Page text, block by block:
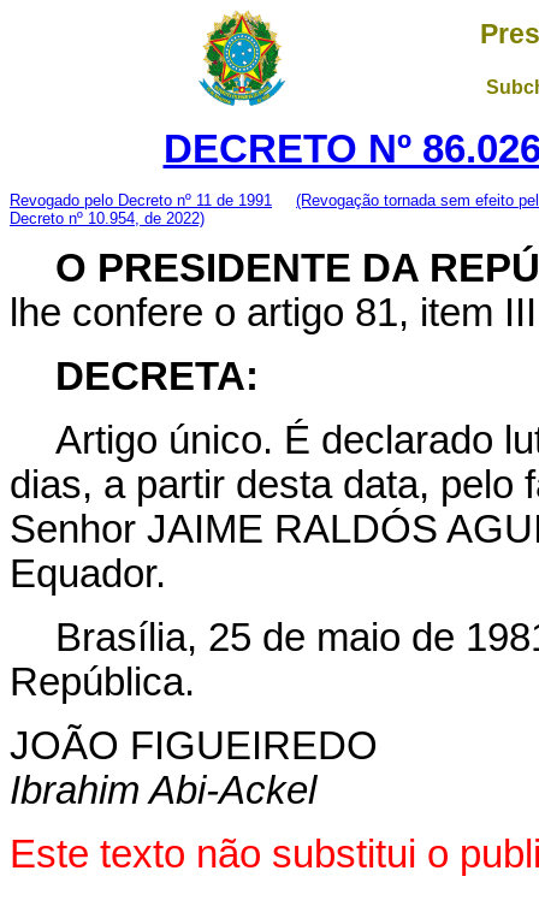
DECRETO Nº
Revogado pelo Decreto nº 11 de 1991
(Revogação tornada sem efeito
Decreto nº 10.954, de 2022)
O PRESIDENTE DA
lhe confere o artigo 81, item
DECRETA:
Artigo único. É declarado
dias, a partir desta data, pelo
Senhor JAIME RALDÓS
Equador.
Brasília, 25 de maio de
República.
JOÃO FIGUEIREDO
Ibrahim Abi-Ackel
Este texto não substitui o